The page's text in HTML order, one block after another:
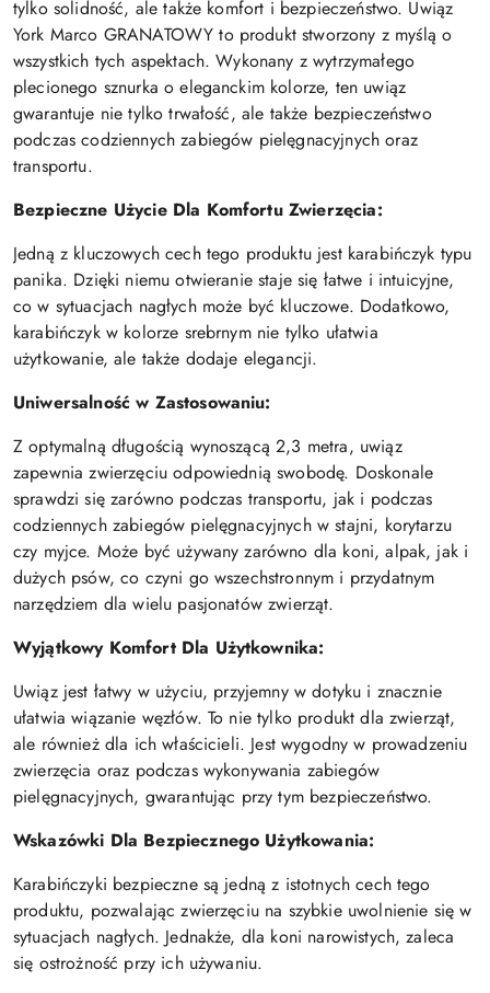
tylko solidność, ale także komfort i bezpieczeństwo. Uwiąz
York Marco GRANATOWY to produkt stworzony z myślą o
wszystkich tych aspektach. Wykonany z wytrzymałego
plecionego sznurka o eleganckim kolorze, ten uwiąz
gwarantuje nie tylko trwałość, ale także bezpieczeństwo
podczas codziennych zabiegów pielęgnacyjnych oraz
transportu.
Bezpieczne Użycie Dla Komfortu Zwierzęcia:
Jedną z kluczowych cech tego produktu jest karabińczyk typu
panika. Dzięki niemu otwieranie staje się łatwe i intuicyjne,
co w sytuacjach nagłych może być kluczowe. Dodatkowo,
karabińczyk w kolorze srebrnym nie tylko ułatwia
użytkowanie, ale także dodaje elegancji.
Uniwersalność w Zastosowaniu:
Z optymalną długością wynoszącą 2,3 metra, uwiąz
zapewnia zwierzęciu odpowiednią swobodę. Doskonale
sprawdzi się zarówno podczas transportu, jak i podczas
codziennych zabiegów pielęgnacyjnych w stajni, korytarzu
czy myjce. Może być używany zarówno dla koni, alpak, jak i
dużych psów, co czyni go wszechstronnym i przydatnym
narzędziem dla wielu pasjonatów zwierząt.
Wyjątkowy Komfort Dla Użytkownika:
Uwiąz jest łatwy w użyciu, przyjemny w dotyku i znacznie
ułatwia wiązanie węzłów. To nie tylko produkt dla zwierząt,
ale również dla ich właścicieli. Jest wygodny w prowadzeniu
zwierzęcia oraz podczas wykonywania zabiegów
pielęgnacyjnych, gwarantując przy tym bezpieczeństwo.
Wskazówki Dla Bezpiecznego Użytkowania:
Karabińczyki bezpieczne są jedną z istotnych cech tego
produktu, pozwalając zwierzęciu na szybkie uwolnienie się w
sytuacjach nagłych. Jednakże, dla koni narowistych, zaleca
się ostrożność przy ich używaniu.